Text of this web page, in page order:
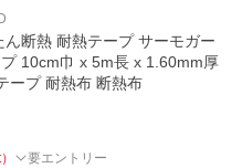
ん断熱 耐熱テープ サーモガー
プ 10cm巾 x 5m長 x 1.60mm厚
ープ 耐熱布 断熱布
） 要エントリー